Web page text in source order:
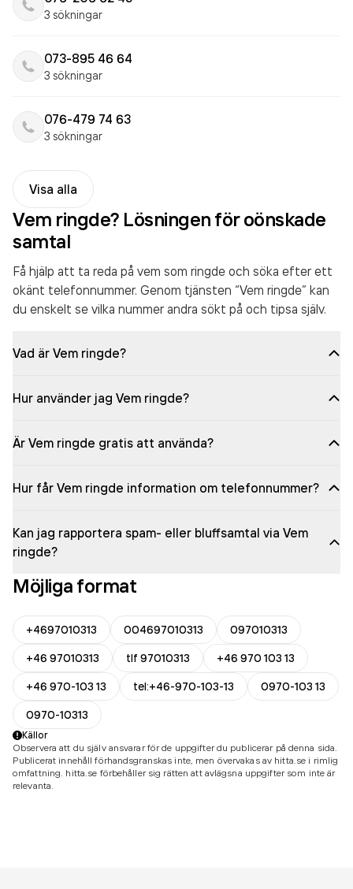
3 sökningar
073-895 46 64
3 sökningar
076-479 74 63
3 sökningar
Visa alla
Vem ringde? Lösningen för oönskade
samtal
Få hjälp att ta reda på vem som ringde och söka efter ett
okänt telefonnummer. Genom tjänsten “Vem ringde” kan
du enskelt se vilka nummer andra sökt på och tipsa själv.
Vad är Vem ringde?
Hur använder jag Vem ringde?
Är Vem ringde gratis att använda?
Hur får Vem ringde information om telefonnummer?
Kan jag rapportera spam- eller bluffsamtal via Vem
ringde?
Möjliga format
+4697010313 004697010313
097010313
+46 97010313
tlf 97010313
+46 970 103 13
+46 970-103 13
tel:+46-970-103-13
0970-103 13
0970-10313
Källor
Observera att du själv ansvarar för de uppgifter du publicerar på denna sida.
Publicerat innehåll förhandsgranskas inte, men övervakas av hitta.se i rimlig
omfattning. hitta.se förbehåller sig rätten att avlägsna uppgifter som inte är
relevanta.